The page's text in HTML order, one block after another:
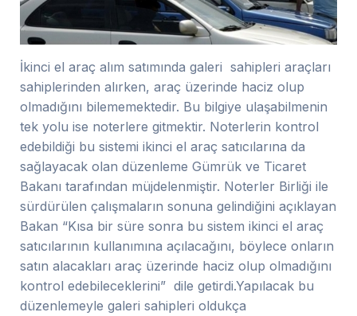
İkinci el araç alım satımında galeri sahipleri araçları
sahiplerinden alırken, araç üzerinde haciz olup
olmadığını bilememektedir. Bu bilgiye ulaşabilmenin
tek yolu ise noterlere gitmektir. Noterlerin kontrol
edebildiği bu sistemi ikinci el araç satıcılarına da
sağlayacak olan düzenleme Gümrük ve Ticaret
Bakanı tarafından müjdelenmiştir. Noterler Birliği ile
sürdürülen çalışmaların sonuna gelindiğini açıklayan
Bakan “Kısa bir süre sonra bu sistem ikinci el araç
satıcılarının kullanımına açılacağını, böylece onların
satın alacakları araç üzerinde haciz olup olmadığını
kontrol edebileceklerini” dile getirdi.Yapılacak bu
düzenlemeyle galeri sahipleri oldukça